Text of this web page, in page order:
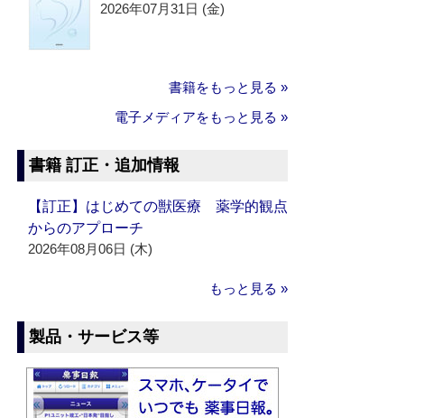
2026年07月31日 (金)
書籍をもっと見る »
電子メディアをもっと見る »
書籍 訂正・追加情報
【訂正】はじめての獣医療 薬学的観点
からのアプローチ
2026年08月06日 (木)
もっと見る »
製品・サービス等